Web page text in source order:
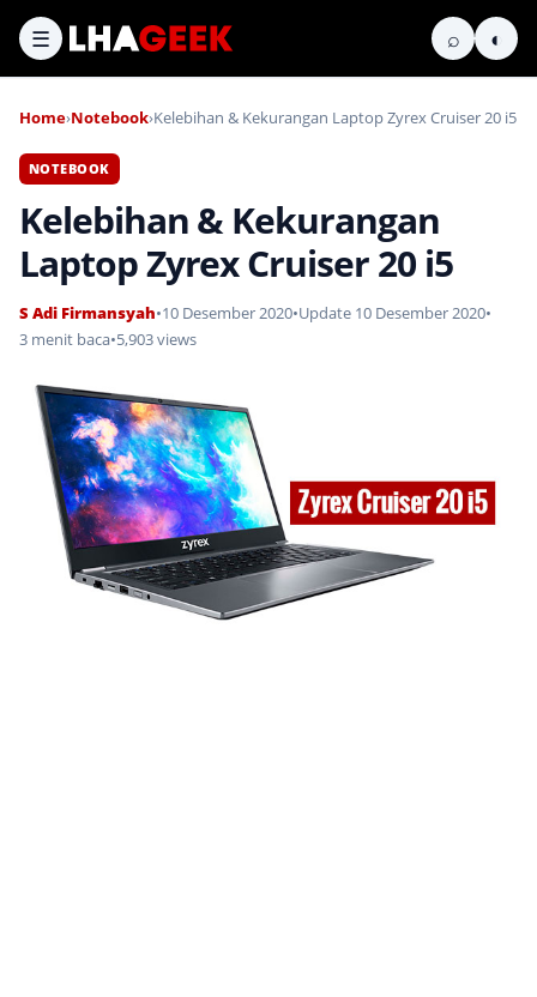
☰ ⌕ ◐
Home›Notebook›Kelebihan & Kekurangan Laptop Zyrex Cruiser 20 i5
NOTEBOOK
Kelebihan & Kekurangan
Laptop Zyrex Cruiser 20 i5
S Adi Firmansyah•10 Desember 2020•Update 10 Desember 2020•
3 menit baca•5,903 views